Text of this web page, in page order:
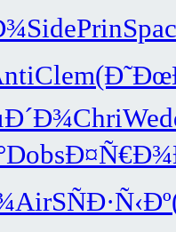
SidePrinSpac
Clem
Chri
Dobs
AirSÑÐ·Ñ‹Ðº